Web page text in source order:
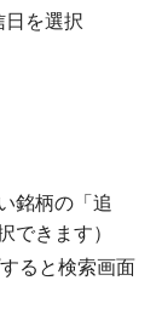
日を選択
銘柄の「追
できます）
ると検索画面